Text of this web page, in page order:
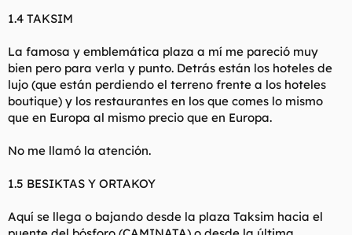
1.4 TAKSIM
La famosa y emblemática plaza a mí me pareció muy
bien pero para verla y punto. Detrás están los hoteles de
lujo (que están perdiendo el terreno frente a los hoteles
boutique) y los restaurantes en los que comes lo mismo
que en Europa al mismo precio que en Europa.
No me llamó la atención.
1.5 BESIKTAS Y ORTAKOY
Aquí se llega o bajando desde la plaza Taksim hacia el